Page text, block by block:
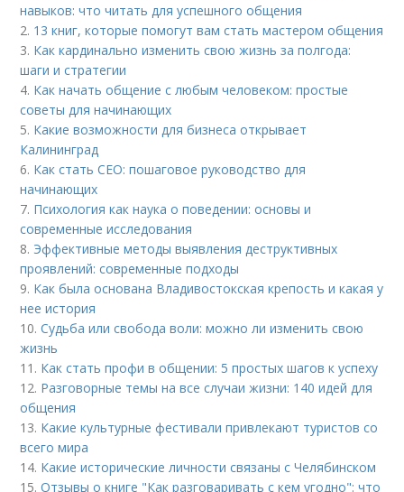
навыков: что читать для успешного общения
2. 13 книг, которые помогут вам стать мастером общения
3. Как кардинально изменить свою жизнь за полгода:
шаги и стратегии
4. Как начать общение с любым человеком: простые
советы для начинающих
5. Какие возможности для бизнеса открывает
Калининград
6. Как стать CEO: пошаговое руководство для
начинающих
7. Психология как наука о поведении: основы и
современные исследования
8. Эффективные методы выявления деструктивных
проявлений: современные подходы
9. Как была основана Владивостокская крепость и какая у
нее история
10.Судьба или свобода воли: можно ли изменить свою
жизнь
11. Как стать профи в общении: 5 простых шагов к успеху
12. Разговорные темы на все случаи жизни: 140 идей для
общения
13. Какие культурные фестивали привлекают туристов со
всего мира
14. Какие исторические личности связаны с Челябинском
15.Отзывы о книге "Как разговаривать с кем угодно": что